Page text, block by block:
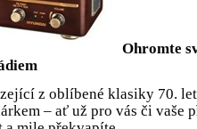
Ohromte
z oblíbené klasiky 70.
– ať už pro vás či vaše